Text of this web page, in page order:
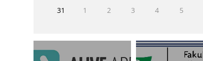
31 1 2 3 4 5